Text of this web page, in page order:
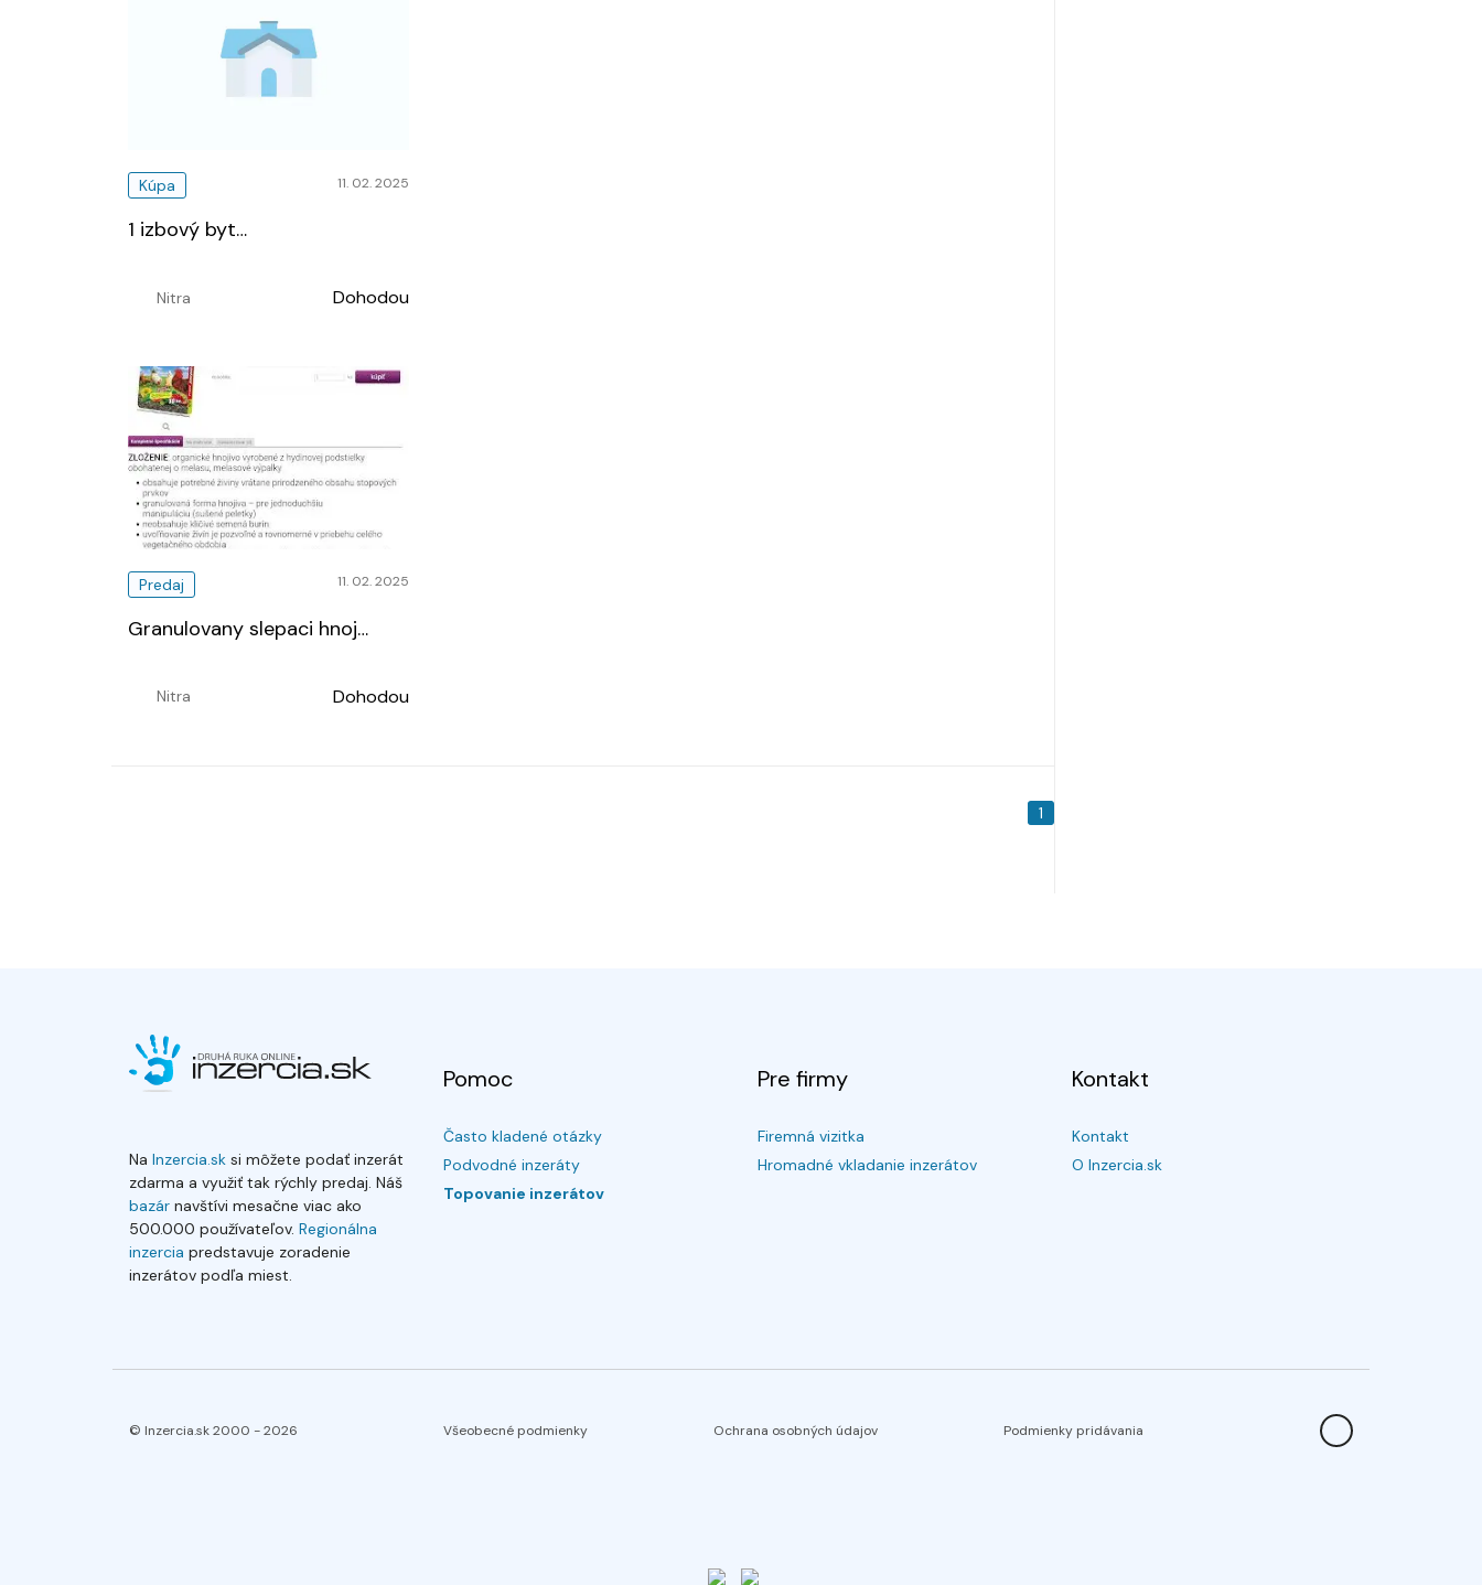
Kúpa 11. 02. 2025
1 izbový byt…
Nitra Dohodou
Predaj 11. 02. 2025
Granulovany slepaci hnoj…
Nitra Dohodou
1
Na Inzercia.sk si môžete podať inzerát
zdarma a využiť tak rýchly predaj. Náš
bazár navštívi mesačne viac ako
500.000 používateľov. Regionálna
inzercia predstavuje zoradenie
inzerátov podľa miest.
Pomoc
Často kladené otázky
Podvodné inzeráty
Topovanie inzerátov
Pre firmy
Firemná vizitka
Hromadné vkladanie inzerátov
Kontakt
Kontakt
O Inzercia.sk
© Inzercia.sk 2000 -2026 Všeobecné podmienky Ochrana osobných údajov Podmienky pridávania